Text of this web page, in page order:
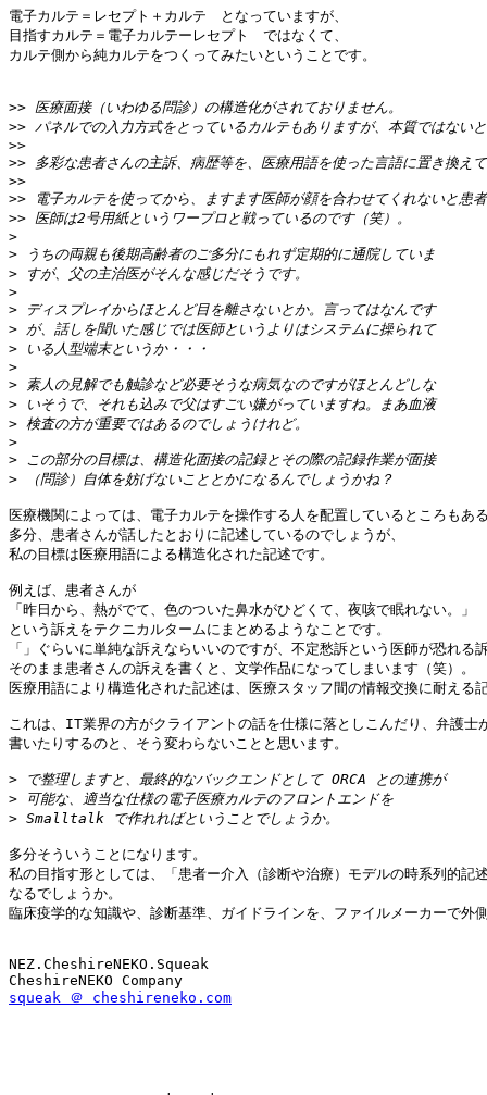
電子カルテ＝レセプト＋カルテ　となっていますが、
目指すカルテ＝電子カルテーレセプト　ではなくて、
カルテ側から純カルテをつくってみたいということです。
>>
>>
>>
>>
>>
>>
>>
>
>
>
>
>
>
>
>
>
>
>
>
>
>
医療機関によっては、電子カルテを操作する人を配置しているところもあ
多分、患者さんが話したとおりに記述しているのでしょうが、
私の目標は医療用語による構造化された記述です。
例えば、患者さんが
「昨日から、熱がでて、色のついた鼻水がひどくて、夜咳で眠れない。」
という訴えをテクニカルタームにまとめるようなことです。
「」ぐらいに単純な訴えならいいのですが、不定愁訴という医師が恐れる
そのまま患者さんの訴えを書くと、文学作品になってしまいます（笑）。
医療用語により構造化された記述は、医療スタッフ間の情報交換に耐える
これは、IT業界の方がクライアントの話を仕様に落としこんだり、弁護士
書いたりするのと、そう変わらないことと思います。
>
>
>
多分そういうことになります。
私の目指す形としては、「患者ー介入（診断や治療）モデルの時系列的記
なるでしょうか。
臨床疫学的な知識や、診断基準、ガイドラインを、ファイルメーカーで外
NEZ.CheshireNEKO.Squeak
squeak ＠ cheshireneko.com